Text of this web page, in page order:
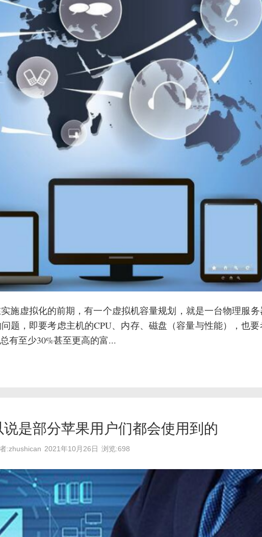
施虚拟化的前期，有一个虚拟机容量规划，就是一台物理服
题，即要考虑主机的CPU、内存、磁盘（容量与性能），也
有至少30%甚至更高的富...
是部分苹果用户们都会使用到的
:zhushican 2021年10月26日 浏览:698